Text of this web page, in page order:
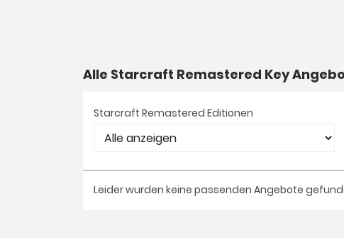
Alle Starcraft Remastered Key
Starcraft Remastered Editionen
Leider wurden keine passenden Angebote